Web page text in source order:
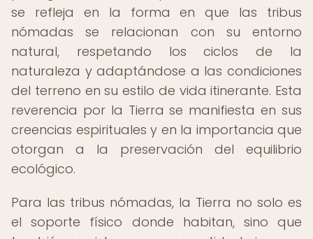
se refleja en la forma en que las tribus
nómadas se relacionan con su entorno
natural, respetando los ciclos de la
naturaleza y adaptándose a las condiciones
del terreno en su estilo de vida itinerante. Esta
reverencia por la Tierra se manifiesta en sus
creencias espirituales y en la importancia que
otorgan a la preservación del equilibrio
ecológico.
Para las tribus nómadas, la Tierra no solo es
el soporte físico donde habitan, sino que